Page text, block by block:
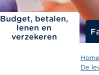
Budget, betalen,
lenen en
verzekeren
Home
De